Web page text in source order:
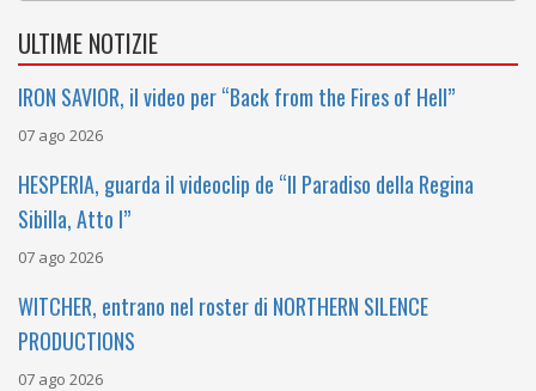
ULTIME NOTIZIE
IRON SAVIOR, il video per “Back from the Fires of Hell”
07 ago 2026
HESPERIA, guarda il videoclip de “Il Paradiso della Regina
Sibilla, Atto I”
07 ago 2026
WITCHER, entrano nel roster di NORTHERN SILENCE
PRODUCTIONS
07 ago 2026